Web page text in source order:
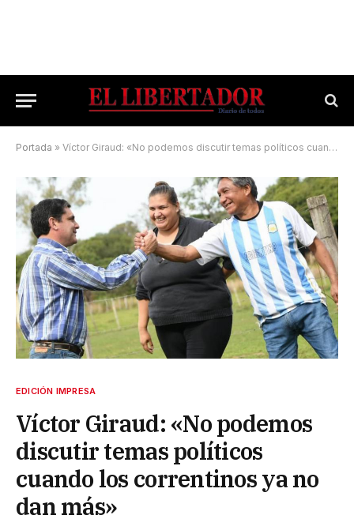
Portada » Víctor Giraud: «No podemos discutir temas políticos cuando los correntinos ya no dan más»
EDICIÓN IMPRESA
Víctor Giraud: «No podemos
discutir temas políticos
cuando los correntinos ya no
dan más»